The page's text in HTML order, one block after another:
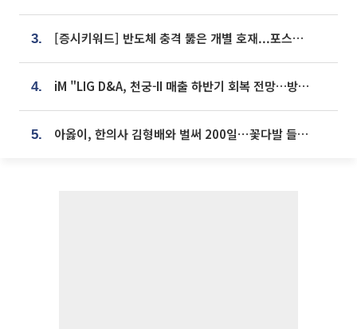
3. [증시키워드] 반도체 충격 뚫은 개별 호재...포스코퓨처엠·에코프로·한화솔루션 '눈길'
4. iM "LIG D&A, 천궁-II 매출 하반기 회복 전망…방산 톱픽 유지"
5. 아옳이, 한의사 김형배와 벌써 200일⋯꽃다발 들고 "프러포즈 아냐"